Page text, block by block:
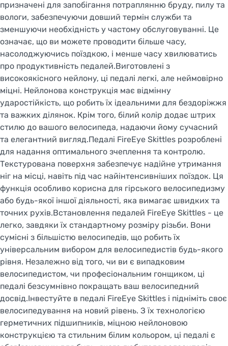
призначені для запобігання потраплянню бруду, пилу та
вологи, забезпечуючи довший термін служби та
зменшуючи необхідність у частому обслуговуванні. Це
означає, що ви можете проводити більше часу,
насолоджуючись поїздкою, і менше часу хвилюватись
про продуктивність педалей.Виготовлені з
високоякісного нейлону, ці педалі легкі, але неймовірно
міцні. Нейлонова конструкція має відмінну
ударостійкість, що робить їх ідеальними для бездоріжжя
та важких ділянок. Крім того, білий колір додає штрих
стилю до вашого велосипеда, надаючи йому сучасний
та елегантний вигляд.Педалі FireEye Skittles розроблені
для надання оптимального зчеплення та контролю.
Текстурована поверхня забезпечує надійне утримання
ніг на місці, навіть під час найінтенсивніших поїздок. Ця
функція особливо корисна для гірського велосипедизму
або будь-якої іншої діяльності, яка вимагає швидких та
точних рухів.Встановлення педалей FireEye Skittles - це
легко, завдяки їх стандартному розміру різьби. Вони
сумісні з більшістю велосипедів, що робить їх
універсальним вибором для велосипедистів будь-якого
рівня. Незалежно від того, чи ви є випадковим
велосипедистом, чи професіональним гонщиком, ці
педалі безсумнівно покращать ваш велосипедний
досвід.Інвестуйте в педалі FireEye Skittles і підніміть своє
велосипедування на новий рівень. З їх технологією
герметичних підшипників, міцною нейлоновою
конструкцією та стильним білим кольором, ці педалі є